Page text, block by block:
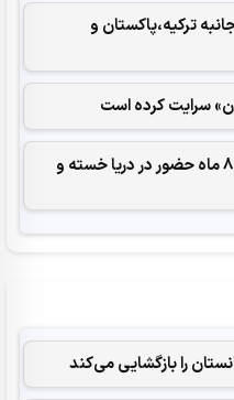
ترکیه،پاکستان و
سرایت کرده است
خدمه ناو آبراهام لینکلن: پس از 8 ماه حضور در دریا خسته و
را بازگشایی می‌کند